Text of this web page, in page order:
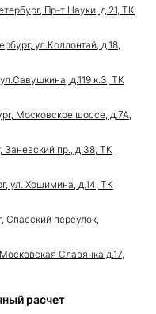
Пр-т Науки, д.21, ТК
ул.Коллонтай, д.18,
д.119 к.3, ТК
Московское шоссе, д.7А,
Заневский пр., д.38, ТК
ул. Хошимина, д.14, ТК
Спасский переулок,
Славянка д.17,
расчет